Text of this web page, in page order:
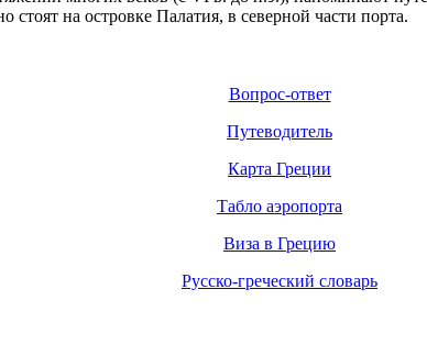
на островке Палатия, в северной части порта.
Вопрос-ответ
Путеводитель
Карта Греции
Табло аэропорта
Виза в Грецию
Русско-греческий словарь